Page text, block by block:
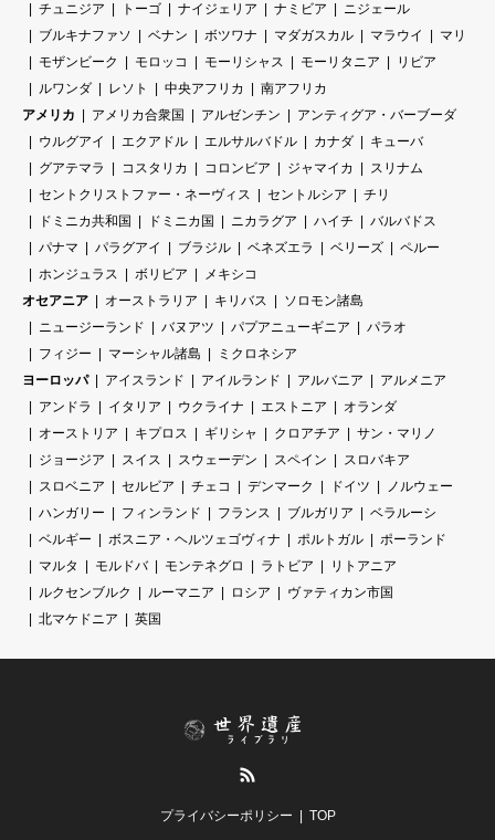
チュニジア
トーゴ ナイジェリア ナミビア
ニジェール
ブルキナファソ
ベナン ボツワナ マダガスカル マラウイ
マリ
モザンビーク
モロッコ モーリシャス モーリタニア
リビア
ルワンダ
レソト 中央アフリカ
南アフリカ
アメリカ
アメリカ合衆国 アルゼンチン
アンティグア・バーブーダ
ウルグアイ
エクアドル エルサルバドル カナダ
キューバ
グアテマラ
コスタリカ コロンビア ジャマイカ
スリナム
セントクリストファー・ネーヴィス
セントルシア
チリ
ドミニカ共和国
ドミニカ国 ニカラグア ハイチ
バルバドス
パナマ
パラグアイ ブラジル ベネズエラ ベリーズ
ペルー
ホンジュラス
ボリビア
メキシコ
オセアニア
オーストラリア キリバス
ソロモン諸島
ニュージーランド
バヌアツ パプアニューギニア
パラオ
フィジー
マーシャル諸島
ミクロネシア
ヨーロッパ
アイスランド アイルランド アルバニア
アルメニア
アンドラ
イタリア ウクライナ エストニア
オランダ
オーストリア
キプロス ギリシャ クロアチア
サン・マリノ
ジョージア
スイス スウェーデン スペイン
スロバキア
スロベニア
セルビア チェコ デンマーク ドイツ
ノルウェー
ハンガリー
フィンランド フランス ブルガリア
ベラルーシ
ベルギー
ボスニア・ヘルツェゴヴィナ ポルトガル
ポーランド
マルタ
モルドバ モンテネグロ ラトビア
リトアニア
ルクセンブルク
ルーマニア ロシア
ヴァティカン市国
北マケドニア
英国
プライバシーポリシー TOP